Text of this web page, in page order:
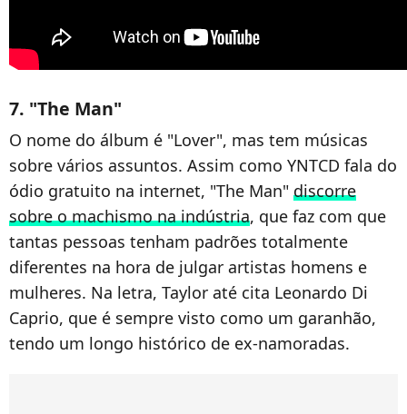
7. "The Man"
O nome do álbum é "Lover", mas tem músicas
sobre vários assuntos. Assim como YNTCD fala do
ódio gratuito na internet, "The Man" discorre
sobre o machismo na indústria, que faz com que
tantas pessoas tenham padrões totalmente
diferentes na hora de julgar artistas homens e
mulheres. Na letra, Taylor até cita Leonardo Di
Caprio, que é sempre visto como um garanhão,
tendo um longo histórico de ex-namoradas.